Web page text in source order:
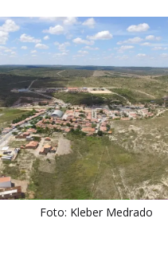
Foto: Kleber Medrado